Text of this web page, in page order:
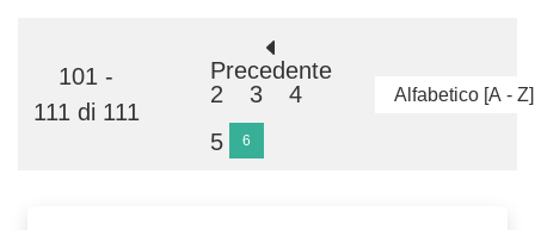
101 -
111 di 111
Precedente
2
3
4
5
6